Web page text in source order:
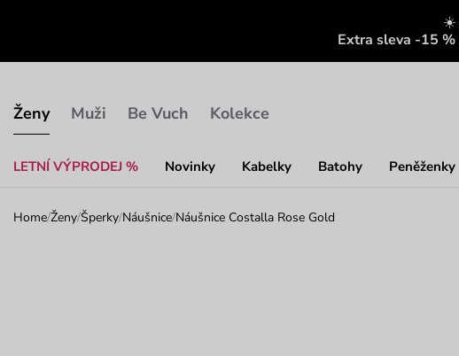
☀️
Extra sleva -15 %
Ženy
LETNÍ VÝPRODEJ % Novinky Kabelky Batohy Peněženky
Muži Be Vuch Kolekce
Home/Ženy/Šperky/Náušnice/Náušnice Costalla Rose Gold